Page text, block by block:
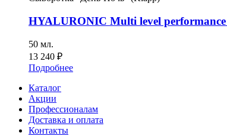
HYALURONIC Multi level
50 мл.
13 240 ₽
Подробнее
Каталог
Акции
Профессионалам
Доставка и оплата
Контакты